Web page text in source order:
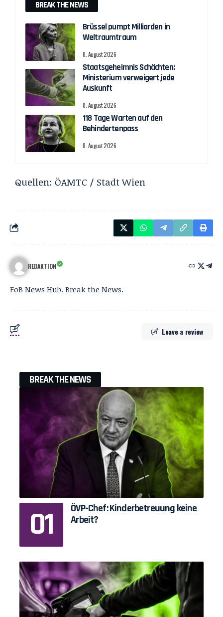
BREAK THE NEWS
Brüssel pumpt Milliarden in
Weltraumtraum
8. August 2026
Staatsgeheimnis Schächten:
Ministerium verweigert jede
Auskunft
8. August 2026
118 Tage Warten auf den
Behindertenpass
8. August 2026
Quellen: ÖAMTC / Stadt Wien
REDAKTION
FoB News Hub. Break the News.
Leave a review
BREAK THE NEWS
ÖVP-Chef: Kinderbetreuung keine
Arbeit?